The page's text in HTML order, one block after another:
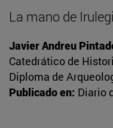
La mano de
Javier Andreu
Catedrático de
Diploma de
Publicado en: Diario